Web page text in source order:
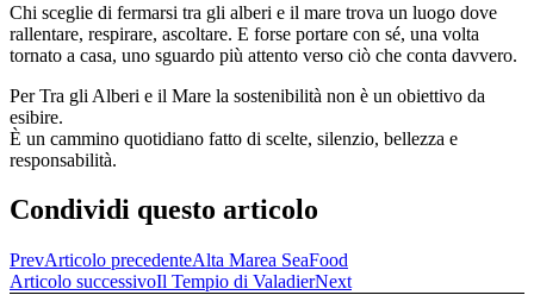
Chi sceglie di fermarsi tra gli alberi e il mare trova un luogo dove
rallentare, respirare, ascoltare. E forse portare con sé, una volta
tornato a casa, uno sguardo più attento verso ciò che conta davvero.
Per Tra gli Alberi e il Mare la sostenibilità non è un obiettivo da
esibire.
È un cammino quotidiano fatto di scelte, silenzio, bellezza e
responsabilità.
Condividi questo articolo
PrevArticolo precedenteAlta Marea SeaFood
Articolo successivoIl Tempio di ValadierNext